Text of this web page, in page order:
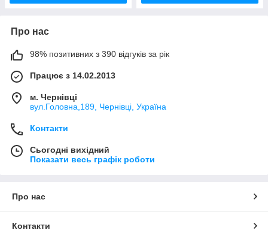
Про нас
98% позитивних з 390 відгуків за рік
Працює з 14.02.2013
м. Чернівці
вул.Головна,189, Чернівці, Україна
Контакти
Сьогодні вихідний
Показати весь графік роботи
Про нас
Контакти